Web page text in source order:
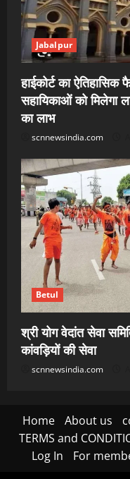
Jabalpur
हाईकोर्ट का
सहायिकाओं को मिलेगा
का लाभ
scnnewsindia.com
Betul
श्री योग वेदांत सेवा
कांवड़ियों की सेवा
scnnewsindia.com
Home About us
TERMS and
Log In
For